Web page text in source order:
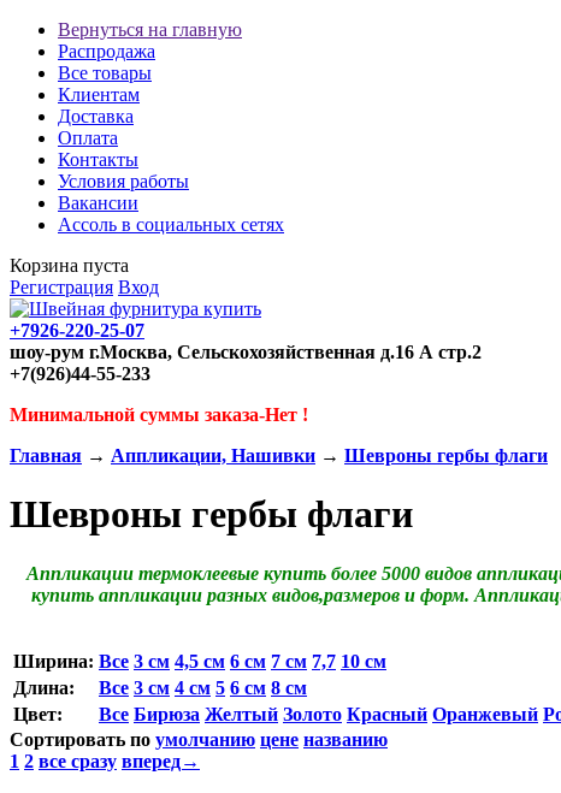
Вернуться на главную
Распродажа
Все товары
Клиентам
Доставка
Оплата
Контакты
Условия работы
Вакансии
Ассоль в социальных сетях
Корзина пуста
Регистрация Вход
+7926-220-25-07
шоу-рум г.Москва, Сельскохозяйственная д.16 А стр.2
+7(926)44-55-233
Минимальной суммы заказа-Нет !
Главная → Аппликации, Нашивки → Шевроны гербы флаги
Шевроны гербы флаги
Аппликации термоклеевые купить более 5000 видов
купить аппликации разных видов,размеров и форм.
Ширина: Все 3 см 4,5 см 6 см 7 см 7,7 10 см
Длина:
Все 3 см 4 см 5 6 см 8 см
Цвет:
Все Бирюза Желтый Золото Красный Оранжевый
Сортировать по умолчанию цене названию
1 2 все сразу вперед→